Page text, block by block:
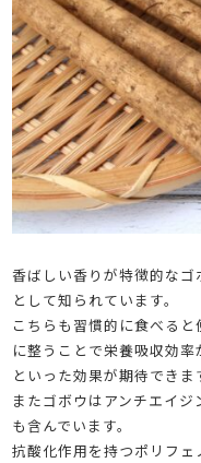
香ばしい香りが特徴的な
として知られています。
こちらも習慣的に食べる
に整うことで栄養吸収効
といった効果が期待できま
またゴボウはアンチエイ
も含んでいます。
抗酸化作用を持つポリフ